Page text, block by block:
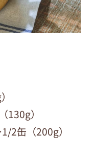
）
2缶（200g）